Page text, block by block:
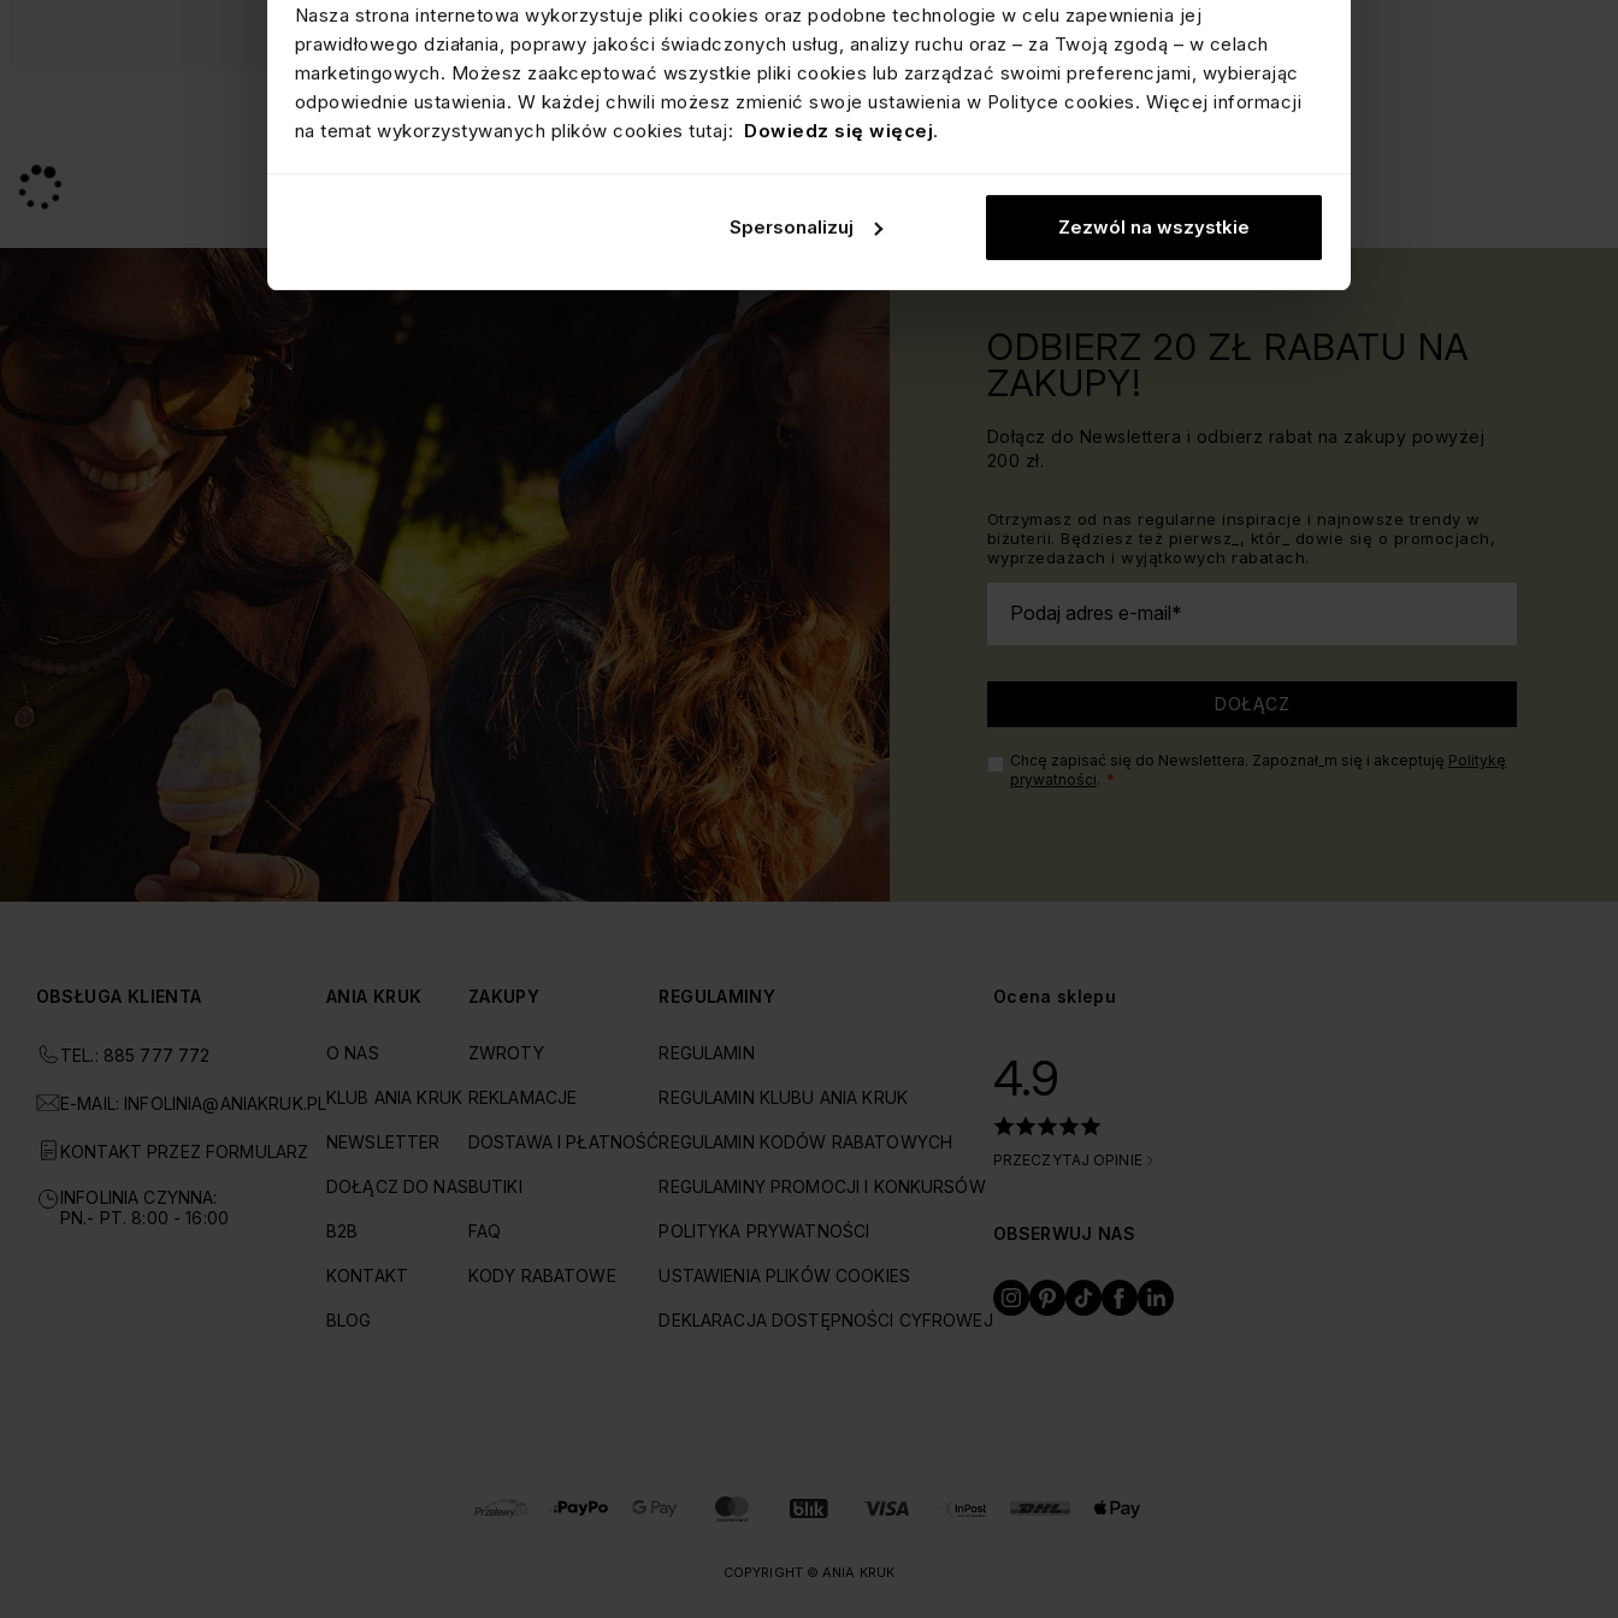
Nasza strona internetowa wykorzystuje pliki cookies oraz podobne technologie w celu zapewnienia jej
prawidłowego działania, poprawy jakości świadczonych usług, analizy ruchu oraz – za Twoją zgodą – w celach
marketingowych. Możesz zaakceptować wszystkie pliki cookies lub zarządzać swoimi preferencjami, wybierając
odpowiednie ustawienia. W każdej chwili możesz zmienić swoje ustawienia w Polityce cookies. Więcej informacji
na temat wykorzystywanych plików cookies tutaj: Dowiedz się więcej.
Spersonalizuj Zezwól na wszystkie
ODBIERZ 20 ZŁ RABATU NA
ZAKUPY!
Dołącz do Newslettera i odbierz rabat na zakupy powyżej
200 zł.
Otrzymasz od nas regularne inspiracje i najnowsze trendy w
biżuterii. Będziesz też pierwsz_, któr_ dowie się o promocjach,
wyprzedażach i wyjątkowych rabatach.
Podaj adres e-mail
DOŁĄCZ
Chcę zapisać się do Newslettera. Zapoznał_m się i akceptuję Politykę
prywatności.
OBSŁUGA KLIENTA
TEL.: 885 777 772
E-MAIL: INFOLINIA@ANIAKRUK.PL
KONTAKT PRZEZ FORMULARZ
INFOLINIA CZYNNA:
PN.- PT. 8:00 - 16:00
ANIA KRUK
O NAS
KLUB ANIA KRUK
NEWSLETTER
DOŁĄCZ DO NAS
B2B
KONTAKT
BLOG
ZAKUPY
ZWROTY
REKLAMACJE
DOSTAWA I PŁATNOŚĆ
BUTIKI
FAQ
KODY RABATOWE
REGULAMINY
REGULAMIN
REGULAMIN KLUBU ANIA KRUK
REGULAMIN KODÓW RABATOWYCH
REGULAMINY PROMOCJI I KONKURSÓW
POLITYKA PRYWATNOŚCI
USTAWIENIA PLIKÓW COOKIES
DEKLARACJA DOSTĘPNOŚCI CYFROWEJ
Ocena sklepu
4.9
PRZECZYTAJ OPINIE
OBSERWUJ NAS
COPYRIGHT © ANIA KRUK